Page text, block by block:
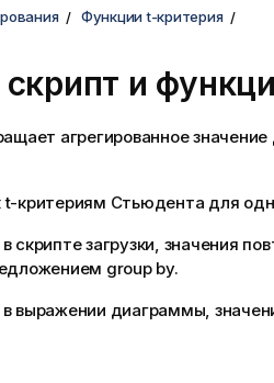
Функции t-критерия
и
агрегированное
критериям Стьюдента для
скрипте загрузки, значения
group by.
выражении диаграммы,